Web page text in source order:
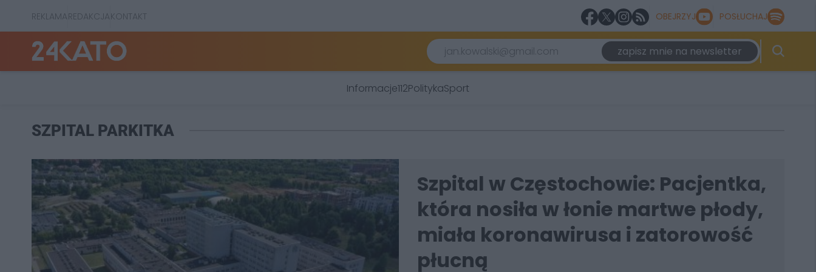
REKLAMAREDAKCJAKONTAKT OBEJRZYJ POSŁUCHAJ
zapisz mnie na newsletter
Informacje112PolitykaSport
SZPITAL PARKITKA
Szpital w Częstochowie: Pacjentka,
która nosiła w łonie martwe płody,
miała koronawirusa i zatorowość
płucną